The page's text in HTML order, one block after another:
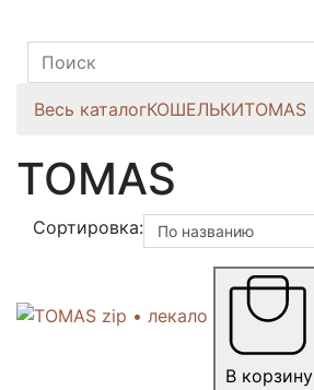
Весь каталогКОШЕЛЬКИTOMAS
TOMAS
Сортировка:
В корзину